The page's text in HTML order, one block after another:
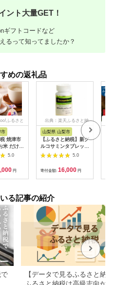
ント大量GET！
ギフトコードなど
るって知ってましたか？
めの返礼品
ふるさと
市
焼津市
米 だけの
袋×2箱
5.0
円
出典：楽天ふるさと納
山梨県 山梨市
【ふるさと納税】新グ
ルコサミンタブレット
EX 270粒
【1545877】
5.0
寄付金額: 16,000 円
る記事の紹介
【データで見るふるさと納